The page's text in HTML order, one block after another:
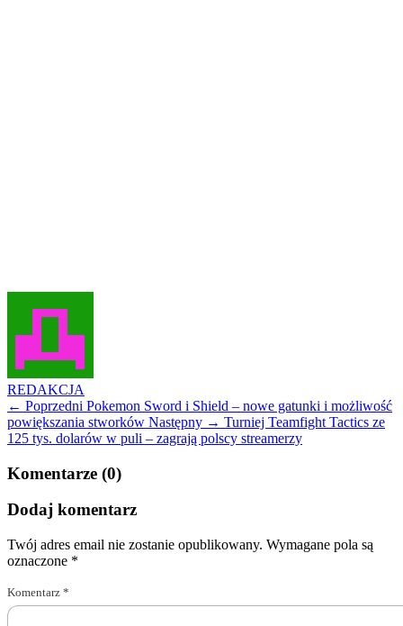
REDAKCJA
← Poprzedni Pokemon Sword i Shield – nowe gatunki i możliwość
powiększania stworków Następny → Turniej Teamfight Tactics ze
125 tys. dolarów w puli – zagrają polscy streamerzy
Komentarze (0)
Dodaj komentarz
Twój adres email nie zostanie opublikowany. Wymagane pola są
oznaczone *
Komentarz *